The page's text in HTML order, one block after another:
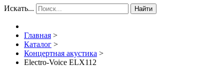
Искать... Найти
Главная >
Каталог >
Концертная акустика >
Electro-Voice ELX112